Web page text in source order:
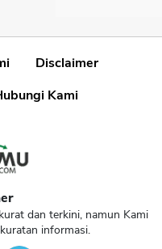
Disclaimer
Kami
dan terkini, namun Kami
informasi.